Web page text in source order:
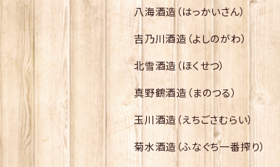
八海酒造（はっかいさん）
吉乃川酒造（よしのがわ）
北雪酒造（ほくせつ）
真野鶴酒造（まのつる）
玉川酒造（えちごさむらい）
菊水酒造（ふなぐち一番搾り）